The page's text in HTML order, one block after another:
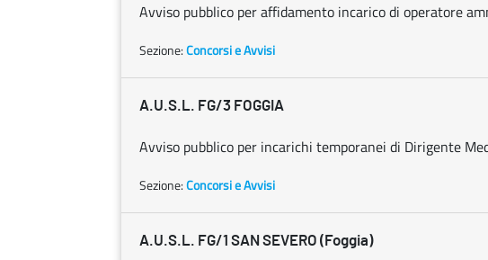
Avviso pubblico per affidamento incarico di operatore
Sezione:Concorsi e Avvisi
A.U.S.L. FG/3 FOGGIA
Avviso pubblico per incarichi temporanei di Dirigente
Sezione:Concorsi e Avvisi
A.U.S.L. FG/1 SAN SEVERO (Foggia)